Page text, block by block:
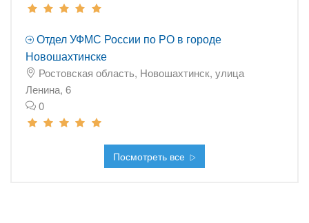
Отдел УФМС России по РО в городе
Новошахтинске
Ростовская область, Новошахтинск, улица
Ленина, 6
0
Посмотреть все